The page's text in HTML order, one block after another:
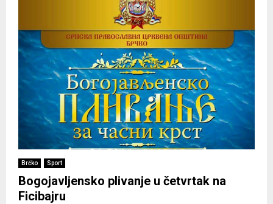
Brčko Sport
Bogojavljensko plivanje u četvrtak na
Ficibajru